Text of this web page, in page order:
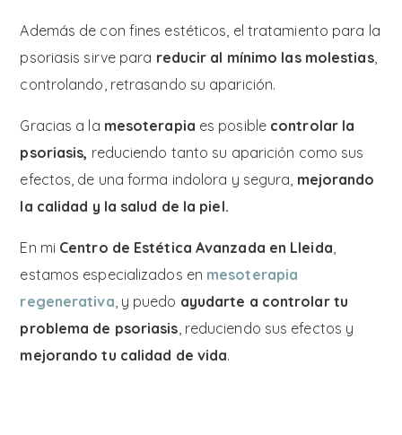
Además de con fines estéticos, el tratamiento para la
psoriasis sirve para reducir al mínimo las molestias,
controlando, retrasando su aparición.
Gracias a la mesoterapia es posible controlar la
psoriasis, reduciendo tanto su aparición como sus
efectos, de una forma indolora y segura, mejorando
la calidad y la salud de la piel.
En mi Centro de Estética Avanzada en Lleida,
estamos especializados en mesoterapia
regenerativa, y puedo ayudarte a controlar tu
problema de psoriasis, reduciendo sus efectos y
mejorando tu calidad de vida.